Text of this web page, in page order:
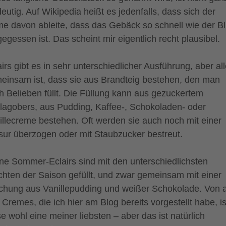
Auf Wikipedia heißt es jedenfalls, dass sich der
davon ableite, dass das Gebäck so schnell wie der
ist. Das scheint mir eigentlich recht plausibel.
gibt es in sehr unterschiedlicher Ausführung, aber
ist, dass sie aus Brandteig bestehen, den man
Belieben füllt. Die Füllung kann aus gezuckertem
aus Pudding, Kaffee-, Schokoladen- oder
bestehen. Oft werden sie auch noch mit einer
überzogen oder mit Staubzucker bestreut.
Sommer-Eclairs sind mit den unterschiedlichsten
der Saison gefüllt, und zwar gemeinsam mit einer
aus Vanillepudding und weißer Schokolade. Von
Cremes, die ich hier am Blog bereits vorgestellt habe,
wohl eine meiner liebsten – aber das ist natürlich